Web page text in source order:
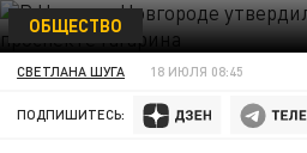
ОБЩЕСТВО
СВЕТЛАНА ШУГА 18 ИЮЛЯ 08:45
ПОДПИШИТЕСЬ: